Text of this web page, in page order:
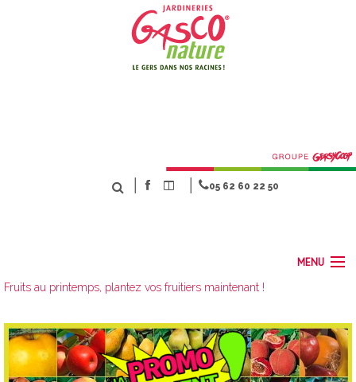
05 62 60 22 50
MENU
NOS MÉTIERS
SERVICES
NOS MAGASINS
Fruits au printemps, plantez vos fruitiers maintenant !